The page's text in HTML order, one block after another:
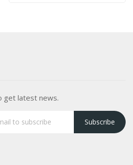
get latest news.
Subscribe